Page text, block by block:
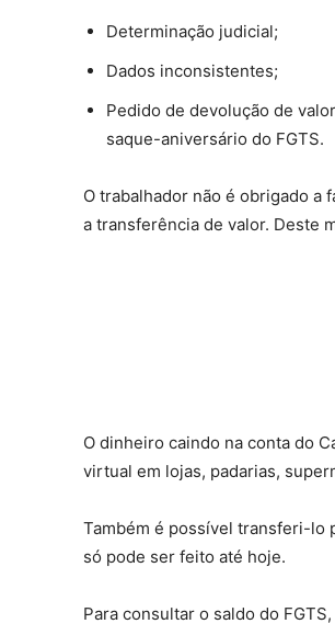
Determinação judicial;
Dados inconsistentes;
Pedido de devolução de
saque-aniversário do FGTS.
O trabalhador não é obrigado a
a transferência de valor. Deste
O dinheiro caindo na conta do
virtual em lojas, padarias,
Também é possível transferi-lo
só pode ser feito até hoje.
Para consultar o saldo do